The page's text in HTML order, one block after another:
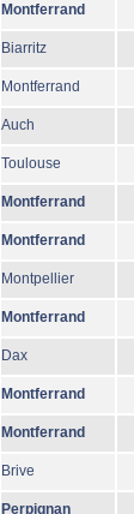
Montferrand
Biarritz
Montferrand
Auch
Toulouse
Montferrand
Montferrand
Montpellier
Montferrand
Dax
Montferrand
Montferrand
Brive
Perpignan